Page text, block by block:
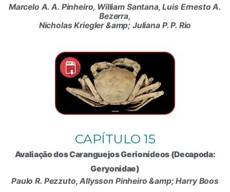
Marcelo A. A. Pinheiro, William Santana, Luis Ernesto A.
Bezerra,
Nicholas Kriegler &amp; Juliana P. P. Rio
CAPÍTULO 15
Avaliação dos Caranguejos Gerionídeos (Decapoda:
Geryonidae)
Paulo R. Pezzuto, Allysson Pinheiro &amp; Harry Boos